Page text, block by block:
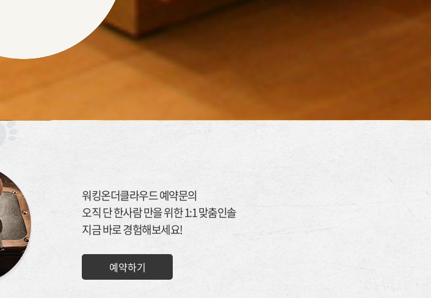
워킹온더클라우드 예약문의
오직 단 한사람 만을 위한 1:1 맞춤인솔
지금 바로 경험해보세요!
예약하기